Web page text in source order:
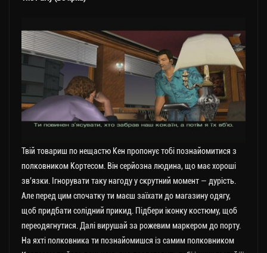
Твій товариш по нещастю Кен пропонує тобі познайомитися з
полковником Кортесом. Він серйозна людина, що має хороші
зв’язки. Ігнорувати таку нагоду у скрутний момент — дурість.
Але перед цим спочатку ти маєш заїхати до магазину одягу,
щоб придбати солідний прикид. Підбери іконку костюму, щоб
переодягнутися. Далі вирушай за рожевим маркером до порту.
На яхті полковника ти познайомишся із самим полковником